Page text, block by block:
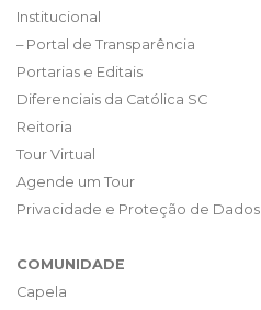
Institucional
– Portal de Transparência
Portarias e Editais
Diferenciais da Católica SC
Reitoria
Tour Virtual
Agende um Tour
Privacidade e Proteção de Dados
COMUNIDADE
Capela